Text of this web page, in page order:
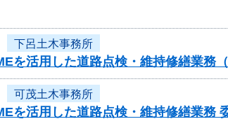
下呂土木事務所
を活用した道路点検・維持修繕業
可茂土木事務所
を活用した道路点検・維持修繕業